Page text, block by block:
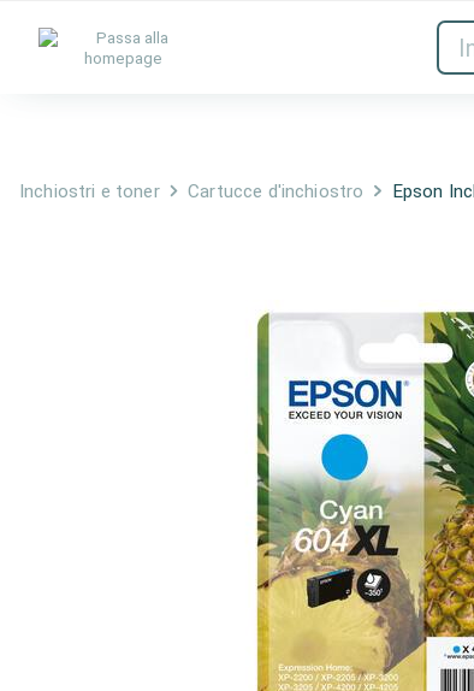
Inchiostri e toner
Inchiostri e toner Cartucce d'inchiostro Epson